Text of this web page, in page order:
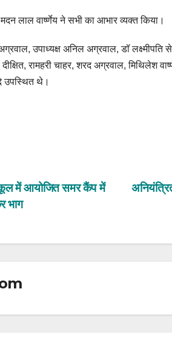
लाल वार्ष्णेय ने सभी का आभार व्यक्त किया।
उपाध्यक्ष अनिल अग्रवाल, डॉ
रामहरी चाहर, शरद अग्रवाल, मिथिलेश
उपस्थित थे।
में आयोजित समर कैंप में
भाग